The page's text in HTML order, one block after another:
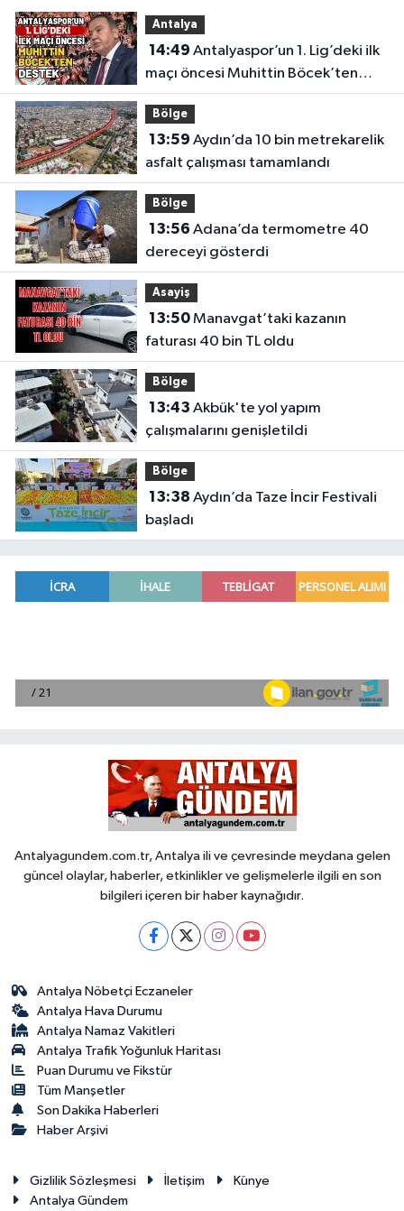
Antalya
14:49
maçı öncesi Muhittin Böcek’ten
destek
Bölge
13:59
asfalt çalışması tamamlandı
Bölge
13:56
dereceyi gösterdi
Asayiş
13:50Manavgat’taki kazanın
faturası 40 bin TL oldu
Bölge
13:43
çalışmalarını genişletildi
Bölge
13:38
başladı
Antalyagundem.com.tr, Antalya ili ve çevresinde meydana gelen
güncel olaylar, haberler, etkinlikler ve gelişmelerle ilgili en son
bilgileri içeren bir haber kaynağıdır.
Antalya Nöbetçi Eczaneler
Antalya Hava Durumu
Antalya Namaz Vakitleri
Antalya Trafik Yoğunluk Haritası
Puan Durumu ve Fikstür
Tüm Manşetler
Son Dakika Haberleri
Haber Arşivi
Gizlilik Sözleşmesi İletişim
Künye
Antalya Gündem